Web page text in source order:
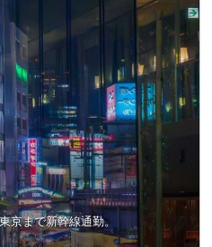
京まで新幹線通勤。